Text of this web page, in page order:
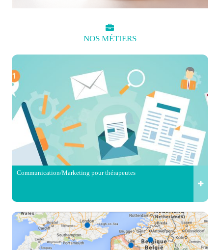
NOS MÉTIERS
Communication/Marketing pour thérapeutes